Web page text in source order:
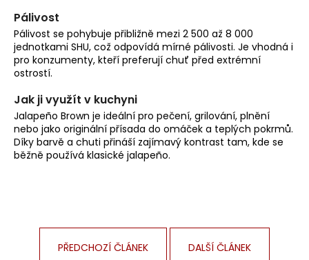
Pálivost
Pálivost se pohybuje přibližně mezi 2 500 až 8 000
jednotkami SHU, což odpovídá mírné pálivosti. Je vhodná i
pro konzumenty, kteří preferují chuť před extrémní
ostrostí.
Jak ji využít v kuchyni
Jalapeño Brown je ideální pro pečení, grilování, plnění
nebo jako originální přísada do omáček a teplých pokrmů.
Díky barvě a chuti přináší zajímavý kontrast tam, kde se
běžně používá klasické jalapeño.
PŘEDCHOZÍ ČLÁNEK DALŠÍ ČLÁNEK